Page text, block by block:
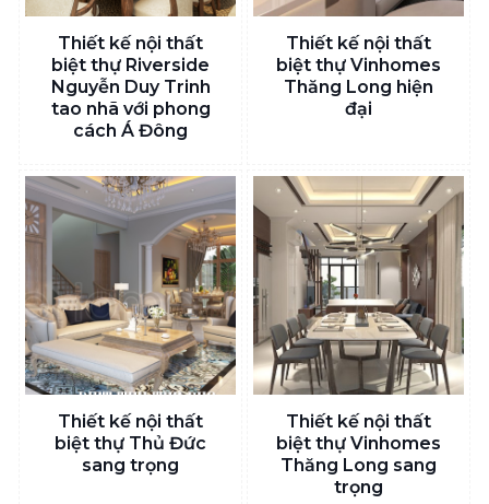
Thiết kế nội thất
biệt thự Riverside
Nguyễn Duy Trinh
tao nhã với phong
cách Á Đông
Thiết kế nội thất
biệt thự Vinhomes
Thăng Long hiện
đại
Thiết kế nội thất
biệt thự Thủ Đức
sang trọng
Thiết kế nội thất
biệt thự Vinhomes
Thăng Long sang
trọng